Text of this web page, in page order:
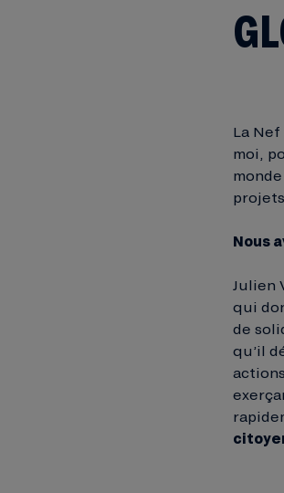
La
moi,
Nous
Julien
qui
de
qu’il